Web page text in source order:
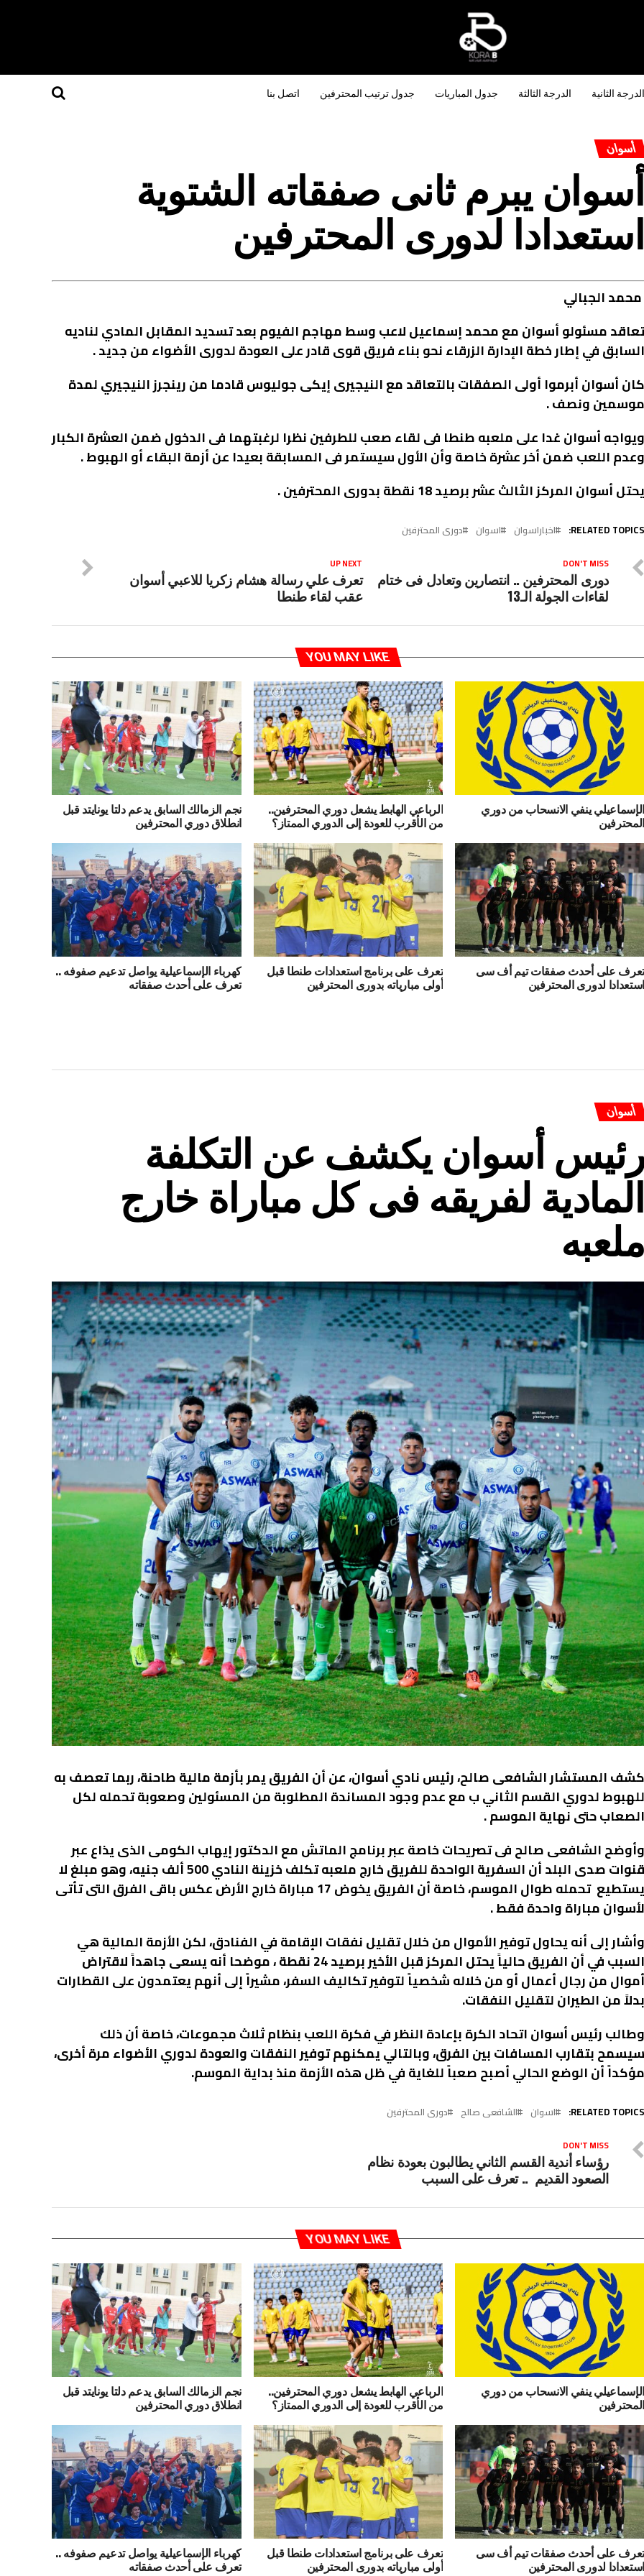
الدرجة الثانية الدرجة الثالثة جدول المباريات جدول ترتيب المحترفين اتصل بنا
أسوان
أسوان يبرم ثانى صفقاته الشتوية
استعدادا لدورى المحترفين
محمد الجبالي
تعاقد مسئولو أسوان مع محمد إسماعيل لاعب وسط مهاجم الفيوم بعد تسديد المقابل المادي لناديه
السابق في إطار خطة الإدارة الزرقاء نحو بناء فريق قوى قادر على العودة لدورى الأضواء من جديد .
كان أسوان أبرموا أولى الصفقات بالتعاقد مع النيجيرى إيكى جوليوس قادما من رينجرز النيجيري لمدة
موسمين ونصف .
ويواجه أسوان غدا على ملعبه طنطا فى لقاء صعب للطرفين نظرا لرغبتهما فى الدخول ضمن العشرة الكبار
وعدم اللعب ضمن أخر عشرة خاصة وأن الأول سيستمر فى المسابقة بعيدا عن أزمة البقاء أو الهبوط .
يحتل أسوان المركز الثالث عشر برصيد 18 نقطة بدورى المحترفين .
RELATED TOPICS: اخباراسوان اسوان دورى المحترفين
UP NEXT
تعرف علي رسالة هشام زكريا للاعبي أسوان
عقب لقاء طنطا
DON'T MISS
دورى المحترفين .. انتصارين وتعادل فى ختام
لقاءات الجولة الـ13
YOU MAY LIKE
الإسماعيلي ينفي الانسحاب من دوري
المحترفين
الرباعي الهابط يشعل دوري المحترفين..
من الأقرب للعودة إلى الدوري الممتاز؟
نجم الزمالك السابق يدعم دلتا يونايتد قبل
انطلاق دوري المحترفين
تعرف على أحدث صفقات تيم أف سى
استعدادا لدورى المحترفين
تعرف على برنامج استعدادات طنطا قبل
أولى مبارياته بدورى المحترفين
كهرباء الإسماعيلية يواصل تدعيم صفوفه ..
تعرف على أحدث صفقاته
أسوان
رئيس أسوان يكشف عن التكلفة
المادية لفريقه فى كل مباراة خارج
ملعبه
كشف المستشار الشافعى صالح، رئيس نادي أسوان، عن أن الفريق يمر بأزمة مالية طاحنة، ربما تعصف به
للهبوط لدوري القسم الثاني ب مع عدم وجود المساندة المطلوبة من المسئولين وصعوبة تحمله لكل
الصعاب حتى نهاية الموسم .
وأوضح الشافعى صالح فى تصريحات خاصة عبر برنامج الماتش مع الدكتور إيهاب الكومى الذى يذاع عبر
قنوات صدى البلد أن السفرية الواحدة للفريق خارج ملعبه تكلف خزينة النادي 500 ألف جنيه، وهو مبلغ لا
يستطيع تحمله طوال الموسم، خاصة أن الفريق يخوض 17 مباراة خارج الأرض عكس باقى الفرق التى تأتى
لأسوان مباراة واحدة فقط .
وأشار إلى أنه يحاول توفير الأموال من خلال تقليل نفقات الإقامة في الفنادق، لكن الأزمة المالية هي
السبب في أن الفريق حالياً يحتل المركز قبل الأخير برصيد 24 نقطة ، موضحا أنه يسعى جاهداً لاقتراض
أموال من رجال أعمال أو من خلاله شخصياً لتوفير تكاليف السفر، مشيراً إلى أنهم يعتمدون على القطارات
بدلاً من الطيران لتقليل النفقات.
وطالب رئيس أسوان اتحاد الكرة بإعادة النظر في فكرة اللعب بنظام ثلاث مجموعات، خاصة أن ذلك
سيسمح بتقارب المسافات بين الفرق، وبالتالي يمكنهم توفير النفقات والعودة لدوري الأضواء مرة أخرى،
مؤكداً أن الوضع الحالي أصبح صعباً للغاية في ظل هذه الأزمة منذ بداية الموسم.
RELATED TOPICS: اسوان الشافعى صالح دورى المحترفين
DON'T MISS
رؤساء أندية القسم الثاني يطالبون بعودة نظام
الصعود القديم .. تعرف على السبب
YOU MAY LIKE
الإسماعيلي ينفي الانسحاب من دوري
المحترفين
الرباعي الهابط يشعل دوري المحترفين..
من الأقرب للعودة إلى الدوري الممتاز؟
نجم الزمالك السابق يدعم دلتا يونايتد قبل
انطلاق دوري المحترفين
تعرف على أحدث صفقات تيم أف سى
استعدادا لدورى المحترفين
تعرف على برنامج استعدادات طنطا قبل
أولى مبارياته بدورى المحترفين
كهرباء الإسماعيلية يواصل تدعيم صفوفه ..
تعرف على أحدث صفقاته